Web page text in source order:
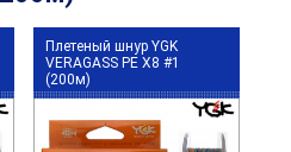
Плетеный шнур YGK
VERAGASS PE X8 #1
(200м)